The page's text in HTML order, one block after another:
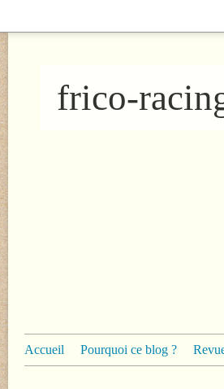
frico-
Accueil Pourquoi ce blog ?